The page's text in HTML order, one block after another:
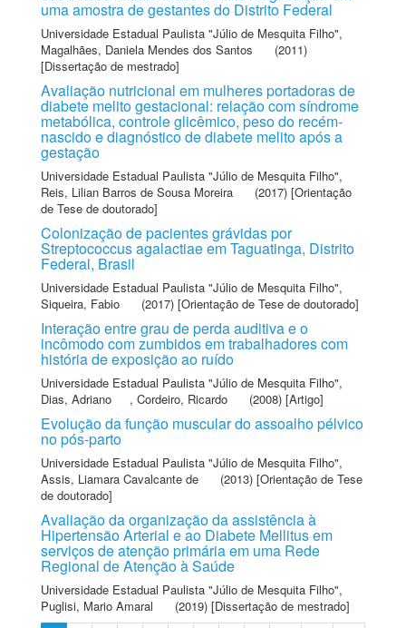
uma amostra de gestantes do Distrito Federal
Universidade Estadual Paulista "Júlio de Mesquita Filho",
Magalhães, Daniela Mendes dos Santos
(2011)
[Dissertação de mestrado]
Avaliação nutricional em mulheres portadoras de
diabete melito gestacional: relação com síndrome
metabólica, controle glicêmico, peso do recém-
nascido e diagnóstico de diabete melito após a
gestação
Universidade Estadual Paulista "Júlio de Mesquita Filho",
Reis, Lilian Barros de Sousa Moreira
(2017) [Orientação
de Tese de doutorado]
Colonização de pacientes grávidas por
Streptococcus agalactiae em Taguatinga, Distrito
Federal, Brasil
Universidade Estadual Paulista "Júlio de Mesquita Filho",
Siqueira, Fabio
(2017) [Orientação de Tese de doutorado]
Interação entre grau de perda auditiva e o
incômodo com zumbidos em trabalhadores com
história de exposição ao ruído
Universidade Estadual Paulista "Júlio de Mesquita Filho",
Dias, Adriano
, Cordeiro, Ricardo (2008) [Artigo]
Evolução da função muscular do assoalho pélvico
no pós-parto
Universidade Estadual Paulista "Júlio de Mesquita Filho",
Assis, Liamara Cavalcante de
(2013) [Orientação de Tese
de doutorado]
Avaliação da organização da assistência à
Hipertensão Arterial e ao Diabete Mellitus em
serviços de atenção primária em uma Rede
Regional de Atenção à Saúde
Universidade Estadual Paulista "Júlio de Mesquita Filho",
Puglisi, Mario Amaral
(2019) [Dissertação de mestrado]